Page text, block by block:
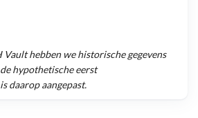
Vaulthebben we historische gegevens
hypothetische eerst
daarop aangepast.